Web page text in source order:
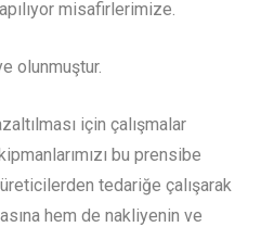
misafirlerimize.
olunmuştur.
için çalışmalar
bu prensibe
tedariğe çalışarak
hem de nakliyenin ve